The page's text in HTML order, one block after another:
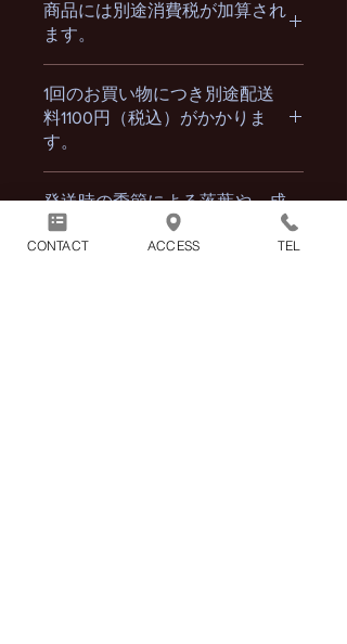
商品には別途消費税が加算され
ます。
1回のお買い物につき別途配送
料1100円（税込）がかかりま
す。
いた場合の配送料も1100円（税込）と
なります。
発送時の季節による落葉や、成
長により写真と若干異なる場合
もございます。
CONTACT ACCESS TEL